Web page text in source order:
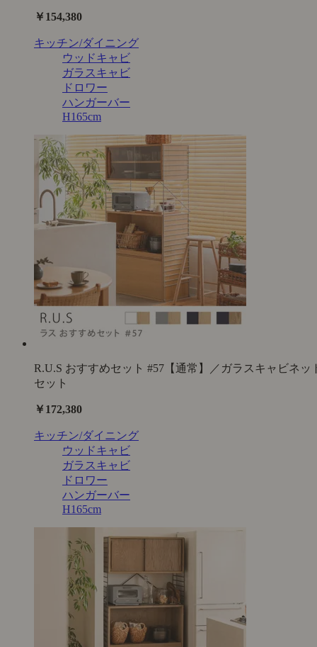
￥154,380
キッチン/ダイニング
ウッドキャビ
ガラスキャビ
ドロワー
ハンガーバー
H165cm
R.U.S おすすめセット #57【通常】／ガラスキャビネッ
セット
￥172,380
キッチン/ダイニング
ウッドキャビ
ガラスキャビ
ドロワー
ハンガーバー
H165cm